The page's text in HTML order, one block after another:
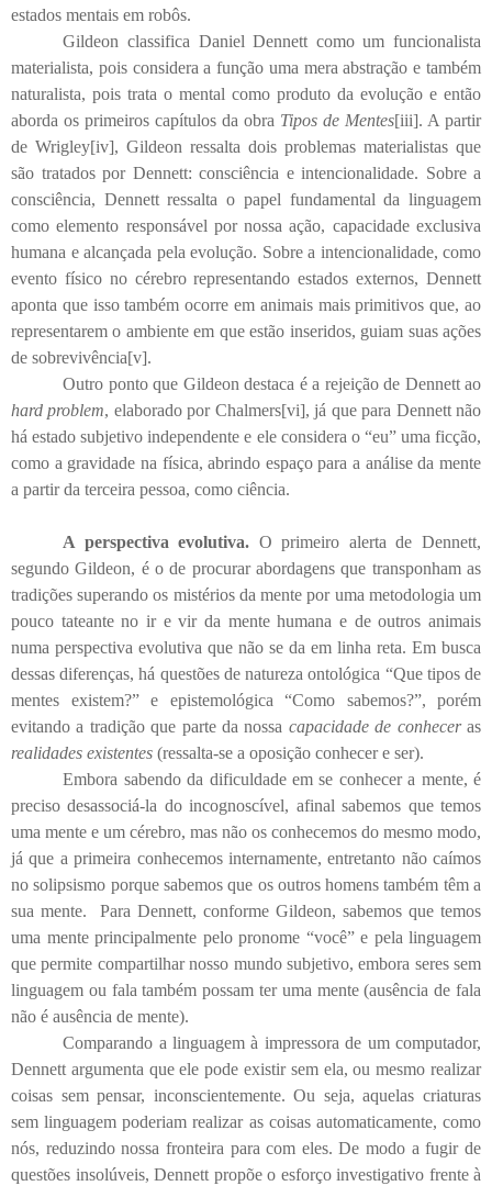
estados mentais em robôs.
Gildeon classifica Daniel Dennett como um funcionalista
materialista, pois considera a função uma mera abstração e também
naturalista, pois trata o mental como produto da evolução e então
aborda os primeiros capítulos da obra Tipos de Mentes[iii]. A partir
de Wrigley[iv], Gildeon ressalta dois problemas materialistas que
são tratados por Dennett: consciência e intencionalidade. Sobre a
consciência, Dennett ressalta o papel fundamental da linguagem
como elemento responsável por nossa ação, capacidade exclusiva
humana e alcançada pela evolução. Sobre a intencionalidade, como
evento físico no cérebro representando estados externos, Dennett
aponta que isso também ocorre em animais mais primitivos que, ao
representarem o ambiente em que estão inseridos, guiam suas ações
de sobrevivência[v].
Outro ponto que Gildeon destaca é a rejeição de Dennett ao
hard problem, elaborado por Chalmers[vi], já que para Dennett não
há estado subjetivo independente e ele considera o “eu” uma ficção,
como a gravidade na física, abrindo espaço para a análise da mente
a partir da terceira pessoa, como ciência.
A perspectiva evolutiva. O primeiro alerta de Dennett,
segundo Gildeon, é o de procurar abordagens que transponham as
tradições superando os mistérios da mente por uma metodologia um
pouco tateante no ir e vir da mente humana e de outros animais
numa perspectiva evolutiva que não se da em linha reta. Em busca
dessas diferenças, há questões de natureza ontológica “Que tipos de
mentes existem?” e epistemológica “Como sabemos?”, porém
evitando a tradição que parte da nossa capacidade de conheceras
realidades existentes (ressalta-se a oposição conhecer e ser).
Embora sabendo da dificuldade em se conhecer a mente, é
preciso desassociá-la do incognoscível, afinal sabemos que temos
uma mente e um cérebro, mas não os conhecemos do mesmo modo,
já que a primeira conhecemos internamente, entretanto não caímos
no solipsismo porque sabemos que os outros homens também têm a
sua mente.
Para Dennett, conforme Gildeon, sabemos que temos
uma mente principalmente pelo pronome “você” e pela linguagem
que permite compartilhar nosso mundo subjetivo, embora seres sem
linguagem ou fala também possam ter uma mente (ausência de fala
não é ausência de mente).
Comparando a linguagem à impressora de um computador,
Dennett argumenta que ele pode existir sem ela, ou mesmo realizar
coisas sem pensar, inconscientemente. Ou seja, aquelas criaturas
sem linguagem poderiam realizar as coisas automaticamente, como
nós, reduzindo nossa fronteira para com eles. De modo a fugir de
questões insolúveis, Dennett propõe o esforço investigativo frente à